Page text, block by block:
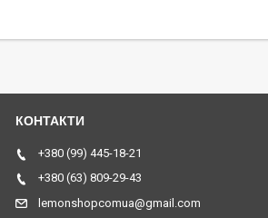
+380 (99) 445-18-21
+380 (63) 809-29-43
lemonshopcomua@gmail.com